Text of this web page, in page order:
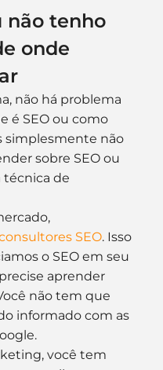
não tenho
onde
não há problema
é SEO ou como
simplesmente não
sobre SEO ou
técnica de
SEO. Isso
o SEO em seu
aprender
não tem que
informado com as
você tem